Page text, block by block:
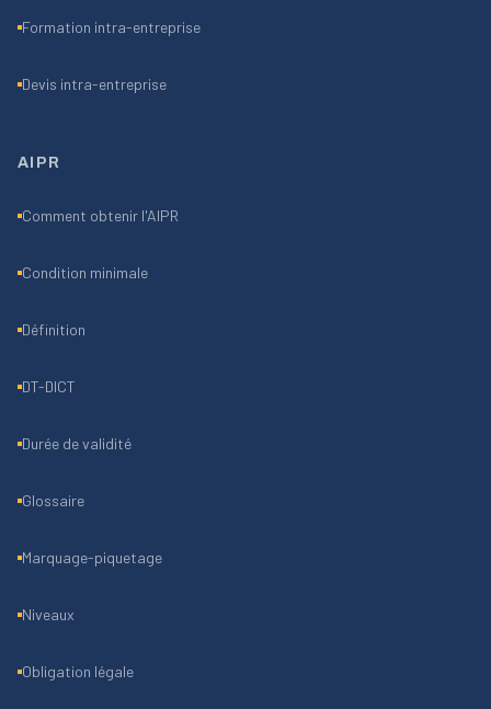
Formation intra-entreprise
Devis intra-entreprise
AIPR
Comment obtenir l'AIPR
Condition minimale
Définition
DT-DICT
Durée de validité
Glossaire
Marquage-piquetage
Niveaux
Obligation légale